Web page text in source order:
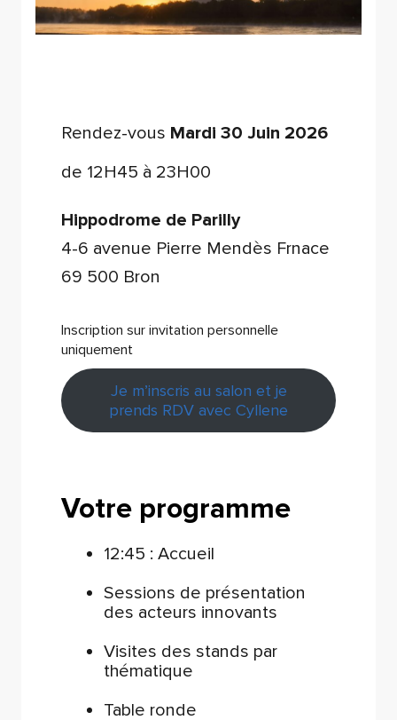
Rendez-vous Mardi 30 Juin 2026
de 12H45 à 23H00
Hippodrome de Parilly
4-6 avenue Pierre Mendès Frnace
69 500 Bron
Inscription sur invitation personnelle
uniquement
Je m’inscris au salon et je
prends RDV avec Cyllene
Votre programme
12:45 : Accueil
Sessions de présentation
des acteurs innovants
Visites des stands par
thématique
Table ronde